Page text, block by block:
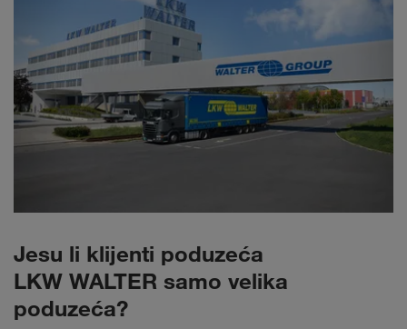
Jesu li klijenti poduzeća
LKW WALTER samo velika
poduzeća?